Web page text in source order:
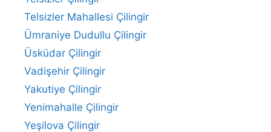
Telsizler Mahallesi Çilingir
Ümraniye Dudullu Çilingir
Üsküdar Çilingir
Vadişehir Çilingir
Yakutiye Çilingir
Yenimahalle Çilingir
Yeşilova Çilingir